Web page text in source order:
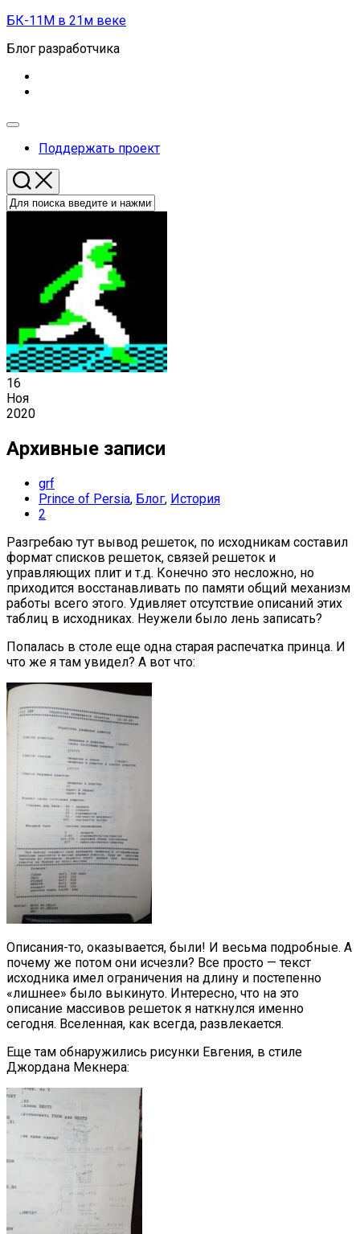
Перейти
содержанию
БК-11М в 21м веке
Блог разработчика
Развернуть
Поддержать проект
16
Ноя
2020
Архивные записи
grf
Prince of Persia, Блог, История
2
Разгребаю тут вывод решеток, по исходникам составил
формат списков решеток, связей решеток и
управляющих плит и т.д. Конечно это несложно, но
приходится восстанавливать по памяти общий механизм
работы всего этого. Удивляет отсутствие описаний этих
таблиц в исходниках. Неужели было лень записать?
Попалась в столе еще одна старая распечатка принца. И
что же я там увидел? А вот что:
Описания-то, оказывается, были! И весьма подробные. А
почему же потом они исчезли? Все просто — текст
исходника имел ограничения на длину и постепенно
«лишнее» было выкинуто. Интересно, что на это
описание массивов решеток я наткнулся именно
сегодня. Вселенная, как всегда, развлекается.
Еще там обнаружились рисунки Евгения, в стиле
Джордана Мекнера: